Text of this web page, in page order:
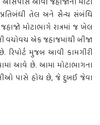
આસપાસ આવા જહાજોની મોટી
તેલ અને સૈન્ય સંબંધિ
મોટાભાગે રાત્રમાં જ ખેલ
વચોવચ એક જહાજમાંથી બીજા
રિપોર્ટ મુજબ આવી કામગીરી
આવે છે. આમાં મોટાભાગના
પાસે હોય છે, જે દુબઈ જેવા